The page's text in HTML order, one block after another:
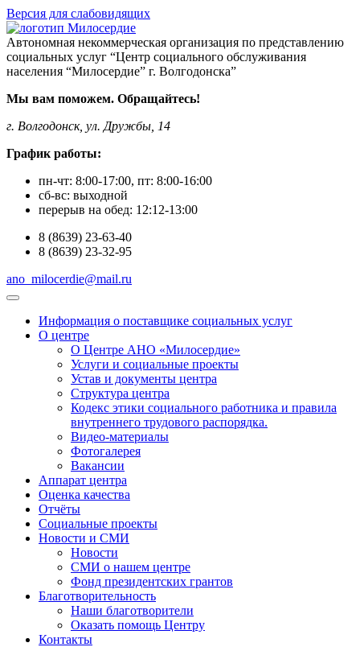
Версия для слабовидящих
Автономная некоммерческая организация по представлению
социальных услуг “Центр социального обслуживания
населения “Милосердие” г. Волгодонска”
Мы вам поможем. Обращайтесь!
г. Волгодонск, ул. Дружбы, 14
График работы:
пн-чт: 8:00-17:00, пт: 8:00-16:00
сб-вс: выходной
перерыв на обед: 12:12-13:00
8 (8639) 23-63-40
8 (8639) 23-32-95
ano_milocerdie@mail.ru
Информация о поставщике социальных услуг
О центре
О Центре АНО «Милосердие»
Услуги и социальные проекты
Устав и документы центра
Структура центра
Кодекс этики социального работника и правила
внутреннего трудового распорядка.
Видео-материалы
Фотогалерея
Вакансии
Аппарат центра
Оценка качества
Отчёты
Социальные проекты
Новости и СМИ
Новости
СМИ о нашем центре
Фонд президентских грантов
Благотворительность
Наши благотворители
Оказать помощь Центру
Контакты